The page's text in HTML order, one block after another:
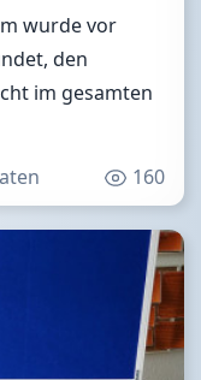
wurde vor
den
im gesamten
160